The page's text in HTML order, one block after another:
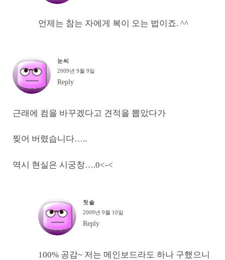
언제는 참는 자에게 복이 오는 법이죠. ^^
눈씨
2009년 9월 9일
Reply
근래에 컴을 바꾸겠다고 견적을 뽑았다가
찢어 버렸습니다…..
역시 현실은 시궁창….0<-<
칫솔
2009년 9월 10일
Reply
100% 공감~ 저는 메인보드라도 하나 구했으니